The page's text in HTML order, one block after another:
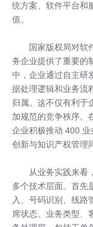
统方案、软件平台和
值。
国家版权局对软
务企业提供了重要的
中，企业通过自主研
据处理逻辑和业务流
归属。这不仅有利于
加规范的竞争秩序。
企业积极推动 400
创新与知识产权管理
从业务实践来看
多个技术层面。首先
入、号码识别、线路
席状态、业务类型、